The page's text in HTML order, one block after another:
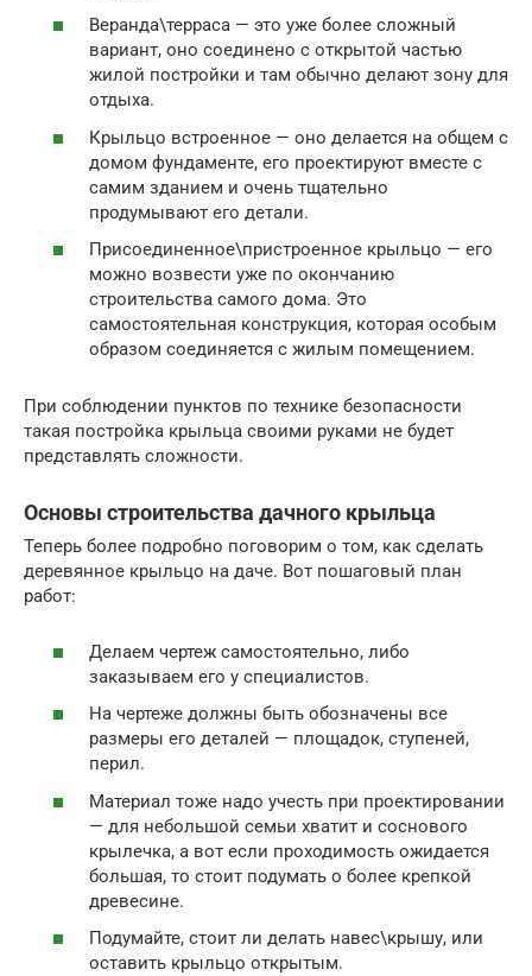
Веранда\терраса — это уже более сложный
вариант, оно соединено с открытой частью
жилой постройки и там обычно делают зону для
отдыха.
Крыльцо встроенное — оно делается на общем с
домом фундаменте, его проектируют вместе с
самим зданием и очень тщательно
продумывают его детали.
Присоединенное\пристроенное крыльцо — его
можно возвести уже по окончанию
строительства самого дома. Это
самостоятельная конструкция, которая особым
образом соединяется с жилым помещением.
При соблюдении пунктов по технике безопасности
такая постройка крыльца своими руками не будет
представлять сложности.
Основы строительства дачного крыльца
Теперь более подробно поговорим о том, как сделать
деревянное крыльцо на даче. Вот пошаговый план
работ:
Делаем чертеж самостоятельно, либо
заказываем его у специалистов.
На чертеже должны быть обозначены все
размеры его деталей — площадок, ступеней,
перил.
Материал тоже надо учесть при проектировании
— для небольшой семьи хватит и соснового
крылечка, а вот если проходимость ожидается
большая, то стоит подумать о более крепкой
древесине.
Подумайте, стоит ли делать навес\крышу, или
оставить крыльцо открытым.